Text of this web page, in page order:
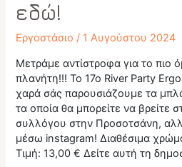
εδώ!
Εργοστάσιο / 1 Αυγούστου 2024
Μετράμε αντίστροφα για το πιο
πλανήτη!!! Το 17ο River Party
χαρά σάς παρουσιάζουμε τα
τα οποία θα μπορείτε να βρείτε
συλλόγου στην Προσοτσάνη,
μέσω instagram! Διαθέσιμα
Τιμή: 13,00 € Δείτε αυτή τη